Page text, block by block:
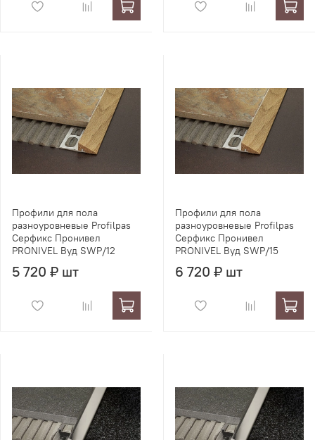
Профили для пола
разноуровневые Profilpas
Серфикс Пронивел
PRONIVEL Вуд SWP/12
5 720 ₽ шт
Профили для пола
разноуровневые Profilpas
Серфикс Пронивел
PRONIVEL Вуд SWP/15
6 720 ₽ шт